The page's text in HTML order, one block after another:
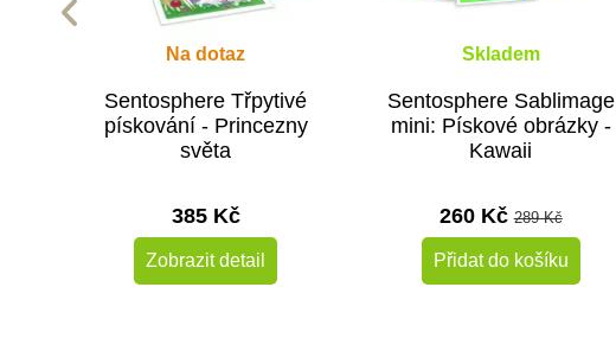
Na dotaz
Sentosphere Třpytivé
pískování - Princezny
světa
385 Kč
Zobrazit detail
Skladem
Sentosphere Sablimage
mini: Pískové obrázky -
Kawaii
260 Kč289 Kč
Přidat do košíku